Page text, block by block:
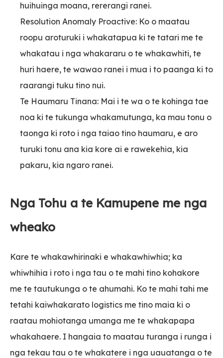
huihuinga moana, rererangi ranei.
Resolution Anomaly Proactive: Ko o maatau
roopu aroturuki i whakatapua ki te tatari me te
whakatau i nga whakararu o te whakawhiti, te
huri haere, te wawao ranei i mua i to paanga ki to
raarangi tuku tino nui.
Te Haumaru Tinana: Mai i te wa o te kohinga tae
noa ki te tukunga whakamutunga, ka mau tonu o
taonga ki roto i nga taiao tino haumaru, e aro
turuki tonu ana kia kore ai e rawekehia, kia
pakaru, kia ngaro ranei.
Nga Tohu a te Kamupene me nga
wheako
Kare te whakawhirinaki e whakawhiwhia; ka
whiwhihia i roto i nga tau o te mahi tino kohakore
me te tautukunga o te ahumahi. Ko te mahi tahi me
tetahi kaiwhakarato logistics me tino maia ki o
raatau mohiotanga umanga me te whakapapa
whakahaere. I hangaia to maatau turanga i runga i
nga tekau tau o te whakatere i nga uauatanga o te